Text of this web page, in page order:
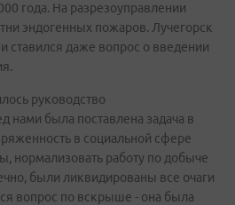
года. На разрезоуправлении
эндогенных пожаров. Лучегорск
ставился даже вопрос о введении
руководство
нами была поставлена задача в
в социальной сфере
нормализовать работу по добыче
были ликвидированы все очаги
вопрос по вскрыше - она была